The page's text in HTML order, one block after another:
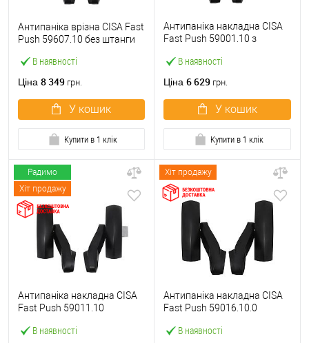
В наявності
Антипаніка врізна CISA Fast
Push 59607.10 без штанги
Ціна 8 349 грн.
У кошик
Купити в 1 клік
В наявності
Антипаніка накладна CISA
Fast Push 59001.10 з
Ціна 6 629 грн.
У кошик
Купити в 1 клік
Радимо
Хіт продажу
В наявності
Антипаніка накладна CISA
Fast Push 59011.10
штанги
Хіт продажу
В наявності
Антипаніка накладна CISA
Fast Push 59016.10.0
штанги